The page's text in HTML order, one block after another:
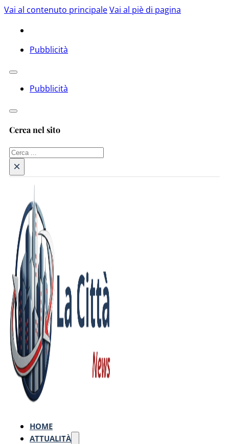
Vai al contenuto principaleVai al piè di pagina
Pubblicità
Pubblicità
Cerca nel sito
Cerca
×
HOME
ATTUALITÀ